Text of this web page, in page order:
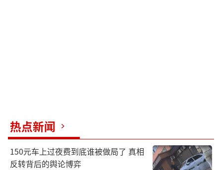
热点新闻
150元车上过夜费到底谁被做局了 真相
反转背后的舆论博弈